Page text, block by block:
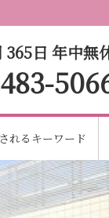
365日 年中無
れるキーワード